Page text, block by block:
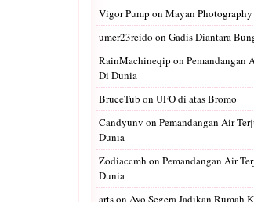
Vigor Pump on Mayan Photography
umer23reido on Gadis Diantara
RainMachineqip on Pemandangan
Di Dunia
BruceTub on UFO di atas Bromo
Candyunv on Pemandangan Air
Dunia
Zodiaccmh on Pemandangan Air
Dunia
artson Ayo Segera Jadikan Rumah